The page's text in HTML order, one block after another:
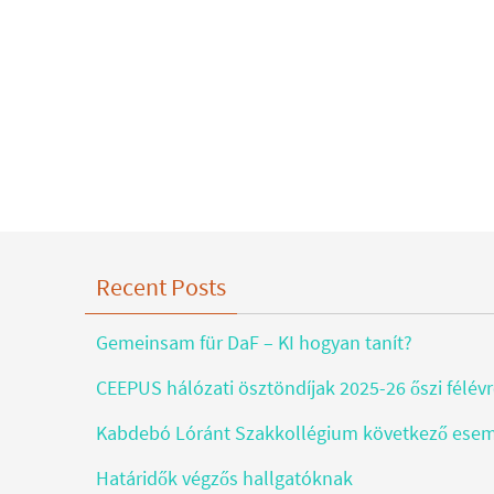
Recent Posts
Gemeinsam für DaF – KI hogyan tanít?
CEEPUS hálózati ösztöndíjak 2025-26 őszi
Kabdebó Lóránt Szakkollégium következő
Határidők végzős hallgatóknak